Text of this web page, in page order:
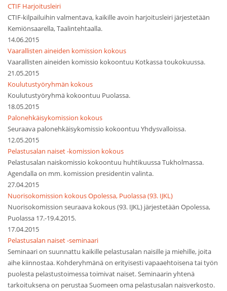
CTIF Harjoitusleiri
CTIF-kilpailuihin valmentava, kaikille avoin harjoitusleiri järjestetään
Kemiönsaarella, Taalintehtaalla.
14.06.2015
Vaarallisten aineiden komission kokous
Vaarallisten aineiden komissio kokoontuu Kotkassa toukokuussa.
21.05.2015
Koulutustyöryhmän kokous
Koulutustyöryhmä kokoontuu Puolassa.
18.05.2015
Palonehkäisykomission kokous
Seuraava palonehkäisykomissio kokoontuu Yhdysvalloissa.
12.05.2015
Pelastusalan naiset -komission kokous
Pelastusalan naiskomissio kokoontuu huhtikuussa Tukholmassa.
Agendalla on mm. komission presidentin valinta.
27.04.2015
Nuorisokomission kokous Opolessa, Puolassa (93. IJKL)
Nuorisokomission seuraava kokous (93. IJKL) järjestetään Opolessa,
Puolassa 17.-19.4.2015.
17.04.2015
Pelastusalan naiset -seminaari
Seminaari on suunnattu kaikille pelastusalan naisille ja miehille, joita
aihe kiinnostaa. Kohderyhmänä on erityisesti vapaaehtoisena tai työn
puolesta pelastustoimessa toimivat naiset. Seminaarin yhtenä
tarkoituksena on perustaa Suomeen oma pelastusalan naisverkosto.